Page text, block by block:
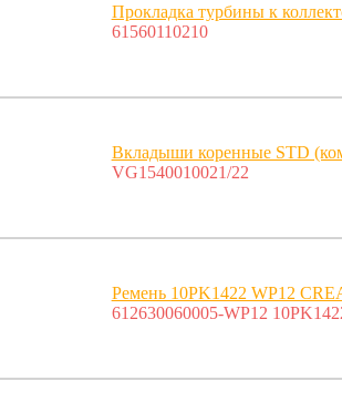
Прокладка турбины к
61560110210
Вкладыши коренные STD
VG1540010021/22
Ремень 10PK1422 WP12
612630060005-WP12